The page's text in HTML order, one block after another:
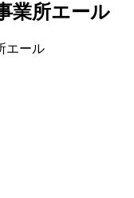
業所エール